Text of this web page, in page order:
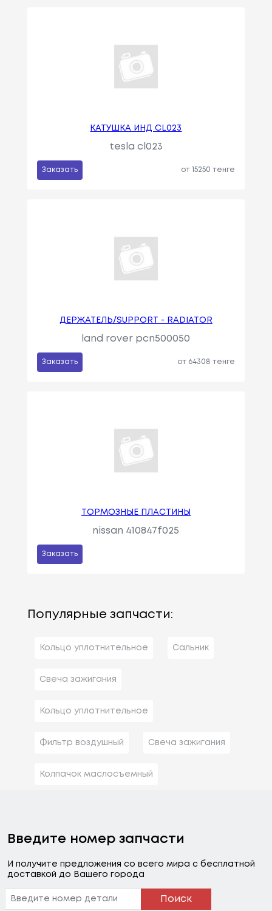
КАТУШКА ИНД CL023
tesla cl023
Заказать от 15250 тенге
ДЕРЖАТЕЛЬ/SUPPORT - RADIATOR
land rover pcn500050
Заказать от 64308 тенге
ТОРМОЗНЫЕ ПЛАСТИНЫ
nissan 410847f025
Заказать
Популярные запчасти:
Кольцо уплотнительное Сальник
Свеча зажигания
Кольцо уплотнительное
Фильтр воздушный Свеча зажигания
Колпачок маслосъемный
Введите номер запчасти
И получите предложения со всего мира с бесплатной
доставкой до Вашего города
Поиск